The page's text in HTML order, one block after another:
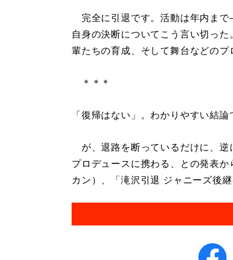
完全に引退です。活動は年内ま
自身の決断についてこう言い切っ
輩たちの育成、そして舞台などのプ
＊＊＊
「復帰はない」。わかりやすい結論
が、退路を断っているだけに、逆
プロデュースに携わる、との発表か
カン）、「滝沢引退 ジャニーズ後